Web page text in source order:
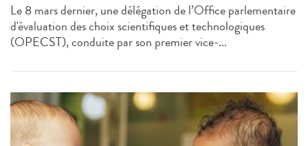
Le 8 mars dernier, une délégation de l’Office parlementaire
d'évaluation des choix scientifiques et technologiques
(OPECST), conduite par son premier vice-...